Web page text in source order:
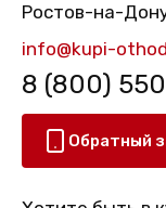
Ростов-на-
info@kupi-
8 (800)
Обратный